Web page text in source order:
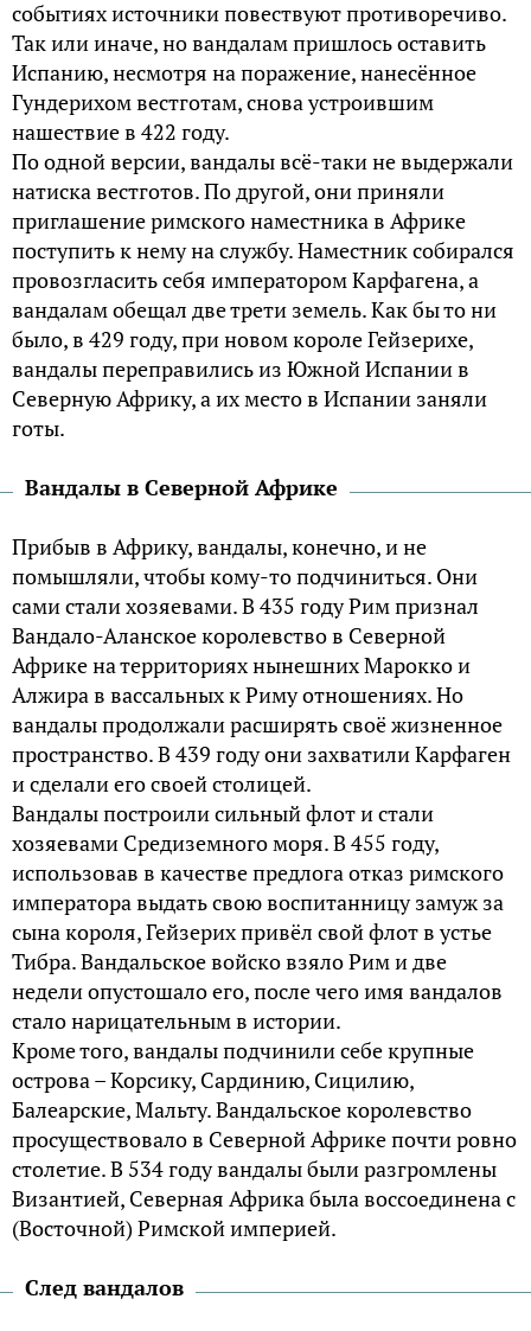
событиях источники повествуют противоречиво.
Так или иначе, но вандалам пришлось оставить
Испанию, несмотря на поражение, нанесённое
Гундерихом вестготам, снова устроившим
нашествие в 422 году.
По одной версии, вандалы всё-таки не выдержали
натиска вестготов. По другой, они приняли
приглашение римского наместника в Африке
поступить к нему на службу. Наместник собирался
провозгласить себя императором Карфагена, а
вандалам обещал две трети земель. Как бы то ни
было, в 429 году, при новом короле Гейзерихе,
вандалы переправились из Южной Испании в
Северную Африку, а их место в Испании заняли
готы.
Вандалы в Северной Африке
Прибыв в Африку, вандалы, конечно, и не
помышляли, чтобы кому-то подчиниться. Они
сами стали хозяевами. В 435 году Рим признал
Вандало-Аланское королевство в Северной
Африке на территориях нынешних Марокко и
Алжира в вассальных к Риму отношениях. Но
вандалы продолжали расширять своё жизненное
пространство. В 439 году они захватили Карфаген
и сделали его своей столицей.
Вандалы построили сильный флот и стали
хозяевами Средиземного моря. В 455 году,
использовав в качестве предлога отказ римского
императора выдать свою воспитанницу замуж за
сына короля, Гейзерих привёл свой флот в устье
Тибра. Вандальское войско взяло Рим и две
недели опустошало его, после чего имя вандалов
стало нарицательным в истории.
Кроме того, вандалы подчинили себе крупные
острова – Корсику, Сардинию, Сицилию,
Балеарские, Мальту. Вандальское королевство
просуществовало в Северной Африке почти ровно
столетие. В 534 году вандалы были разгромлены
Византией, Северная Африка была воссоединена с
(Восточной) Римской империей.
След вандалов